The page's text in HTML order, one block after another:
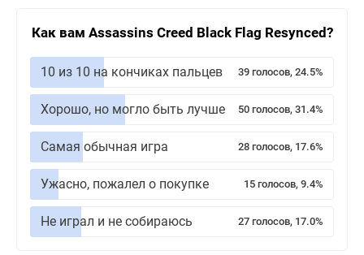
Как вам Assassins Creed Black Flag Resynced?
10 из 10 на кончиках пальцев 39 голосов, 24.5%
Хорошо, но могло быть лучше 50 голосов, 31.4%
Самая обычная игра 28 голосов, 17.6%
Ужасно, пожалел о покупке 15 голосов, 9.4%
Не играл и не собираюсь 27 голосов, 17.0%